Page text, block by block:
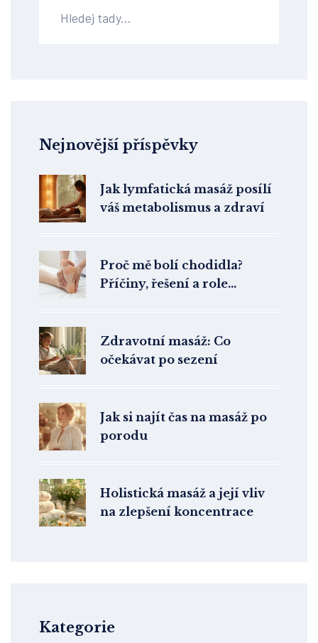
Nejnovější příspěvky
Jak lymfatická masáž posílí
váš metabolismus a zdraví
Proč mě bolí chodidla?
Příčiny, řešení a role
Zdravotní masáž: Co
očekávat po sezení
Jak si najít čas na masáž po
porodu
Holistická masáž a její vliv
na zlepšení koncentrace
Kategorie